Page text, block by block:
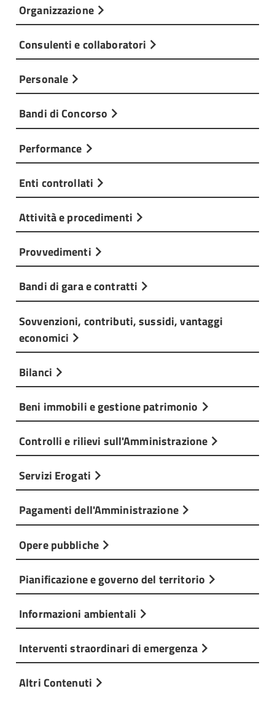
Organizzazione
Consulenti e collaboratori
Personale
Bandi di Concorso
Performance
Enti controllati
Attività e procedimenti
Provvedimenti
Bandi di gara e contratti
Sovvenzioni, contributi, sussidi, vantaggi
economici
Bilanci
Beni immobili e gestione patrimonio
Controlli e rilievi sull'Amministrazione
Servizi Erogati
Pagamenti dell'Amministrazione
Opere pubbliche
Pianificazione e governo del territorio
Informazioni ambientali
Interventi straordinari di emergenza
Altri Contenuti